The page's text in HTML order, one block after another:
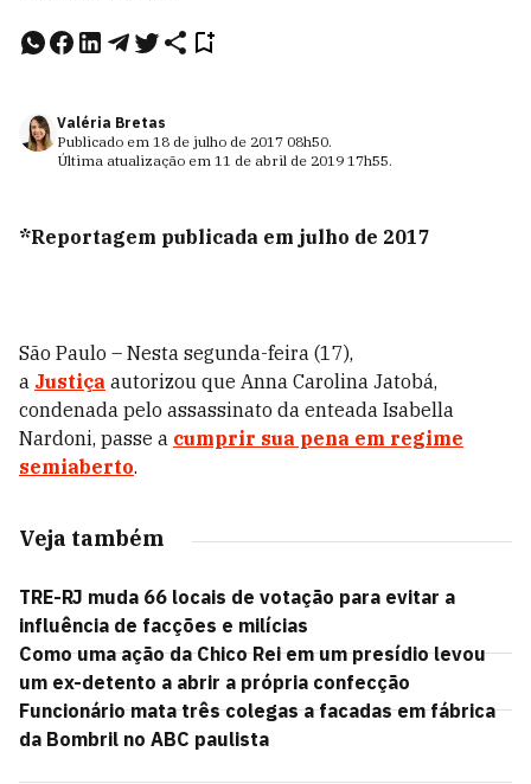
Valéria Bretas
Publicado em 18 de julho de 2017 08h50.
Última atualização em 11 de abril de 2019 17h55.
*Reportagem publicada em julho de 2017
São Paulo – Nesta segunda-feira (17),
a Justiça autorizou que Anna Carolina Jatobá,
condenada pelo assassinato da enteada Isabella
Nardoni, passe a cumprir sua pena em regime
semiaberto.
Veja também
TRE-RJ muda 66 locais de votação para evitar a
influência de facções e milícias
Como uma ação da Chico Rei em um presídio levou
um ex-detento a abrir a própria confecção
Funcionário mata três colegas a facadas em fábrica
da Bombril no ABC paulista